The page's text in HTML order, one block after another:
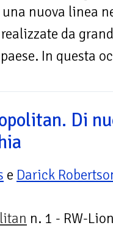
nuova linea
da
In questa
Di
e Darick
n. 1 - RW-